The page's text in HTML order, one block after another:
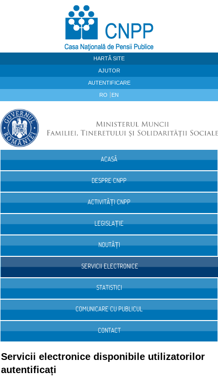
HARTĂ SITE
AJUTOR
AUTENTIFICARE
RO EN
ACASĂ
DESPRE CNPP
ACTIVITĂȚI CNPP
LEGISLAȚIE
NOUTĂȚI
SERVICII ELECTRONICE
STATISTICI
COMUNICARE CU PUBLICUL
CONTACT
Servicii electronice disponibile utilizatorilor
autentificați